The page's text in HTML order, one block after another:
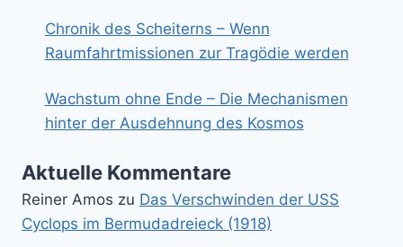
Chronik des Scheiterns – Wenn
Raumfahrtmissionen zur Tragödie werden
Wachstum ohne Ende – Die Mechanismen
hinter der Ausdehnung des Kosmos
Aktuelle Kommentare
Reiner Amos zu Das Verschwinden der USS
Cyclops im Bermudadreieck (1918)